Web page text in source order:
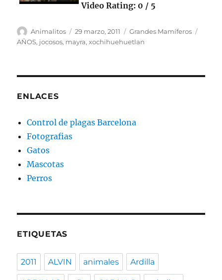
Video Rating: 0 / 5
Autor
Animalitos
Publicado
el
29 marzo, 2011 Categorías
Grandes Mamíferos
AÑOS, jocosos, mayra,xochihuehuetlan
ENLACES
Control de plagas Barcelona
Fotografias
Gatos
Mascotas
Perros
ETIQUETAS
2011 ALVIN animales Ardilla